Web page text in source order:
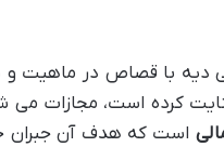
دیه با قصاص در ماهیت
کرده است، مجازات می
است که هدف آن جبران